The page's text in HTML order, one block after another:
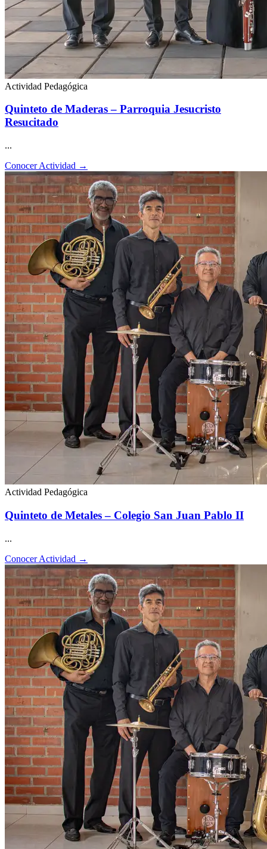
Actividad Pedagógica
Quinteto de Maderas – Parroquia Jesucristo
Resucitado
...
Conocer Actividad →
Actividad Pedagógica
Quinteto de Metales – Colegio San Juan Pablo II
...
Conocer Actividad →